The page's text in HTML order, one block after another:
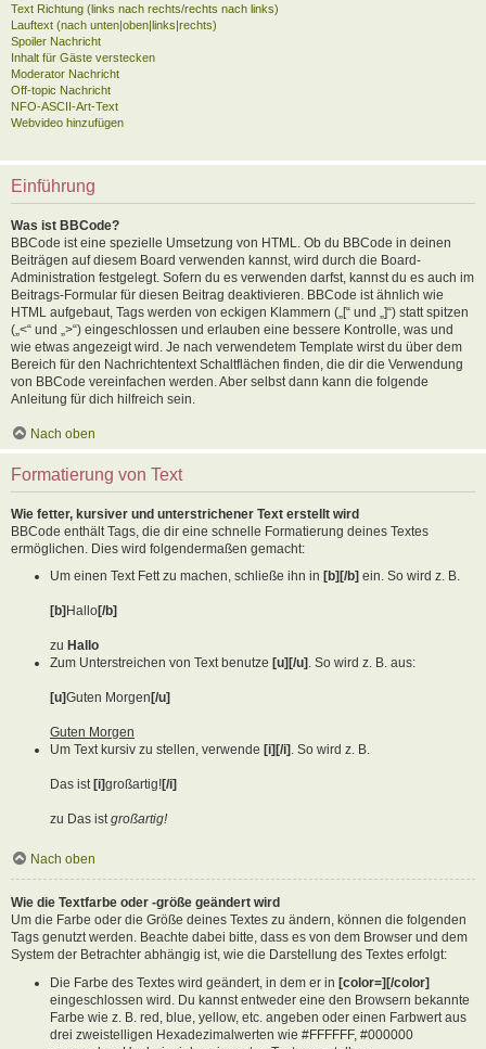
Text Richtung (links nach rechts/rechts nach links)
Lauftext (nach unten|oben|links|rechts)
Spoiler Nachricht
Inhalt für Gäste verstecken
Moderator Nachricht
Off-topic Nachricht
NFO-ASCII-Art-Text
Webvideo hinzufügen
Einführung
Was ist BBCode?
BBCode ist eine spezielle Umsetzung von HTML. Ob du BBCode in deinen
Beiträgen auf diesem Board verwenden kannst, wird durch die Board-
Administration festgelegt. Sofern du es verwenden darfst, kannst du es auch im
Beitrags-Formular für diesen Beitrag deaktivieren. BBCode ist ähnlich wie
HTML aufgebaut, Tags werden von eckigen Klammern („[“ und „]“) statt spitzen
(„<“ und „>“) eingeschlossen und erlauben eine bessere Kontrolle, was und
wie etwas angezeigt wird. Je nach verwendetem Template wirst du über dem
Bereich für den Nachrichtentext Schaltflächen finden, die dir die Verwendung
von BBCode vereinfachen werden. Aber selbst dann kann die folgende
Anleitung für dich hilfreich sein.
Nach oben
Formatierung von Text
Wie fetter, kursiver und unterstrichener Text erstellt wird
BBCode enthält Tags, die dir eine schnelle Formatierung deines Textes
ermöglichen. Dies wird folgendermaßen gemacht:
Um einen Text Fett zu machen, schließe ihn in [b][/b] ein. So wird z. B.
[b] Hallo[/b]
zu Hallo
Zum Unterstreichen von Text benutze [u][/u] . So wird z. B. aus:
[u]Guten Morgen [/u]
Guten Morgen
Um Text kursiv zu stellen, verwende [i][/i] . So wird z. B.
Das ist [i]großartig![/i]
zu Das istgroßartig!
Nach oben
Wie die Textfarbe oder -größe geändert wird
Um die Farbe oder die Größe deines Textes zu ändern, können die folgenden
Tags genutzt werden. Beachte dabei bitte, dass es von dem Browser und dem
System der Betrachter abhängig ist, wie die Darstellung des Textes erfolgt:
Die Farbe des Textes wird geändert, in dem er in [color=][/color]
eingeschlossen wird. Du kannst entweder eine den Browsern bekannte
Farbe wie z. B. red, blue, yellow, etc. angeben oder einen Farbwert aus
drei zweistelligen Hexadezimalwerten wie #FFFFFF, #000000